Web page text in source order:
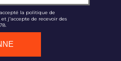
la politique de
j'accepte de recevoir des